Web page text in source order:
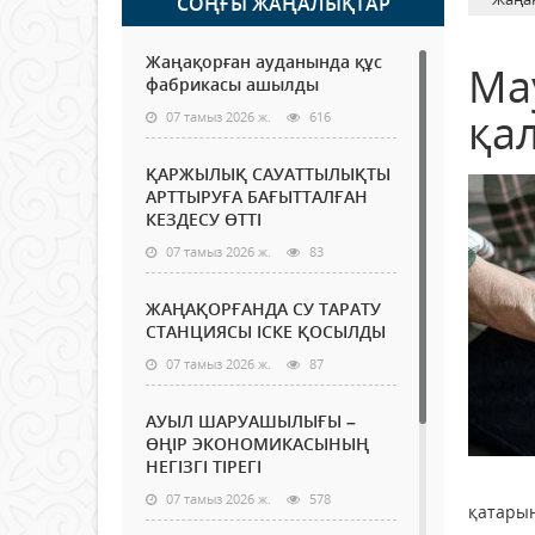
Жаңақорған ауданында құс
фабрикасы ашылды
07 тамыз 2026 ж. 616
ҚАРЖЫЛЫҚ САУАТТЫЛЫҚТЫ
АРТТЫРУҒА БАҒЫТТАЛҒАН
КЕЗДЕСУ ӨТТІ
07 тамыз 2026 ж. 83
ЖАҢАҚОРҒАНДА СУ ТАРАТУ
СТАНЦИЯСЫ ІСКЕ ҚОСЫЛДЫ
07 тамыз 2026 ж. 87
АУЫЛ ШАРУАШЫЛЫҒЫ –
ӨҢІР ЭКОНОМИКАСЫНЫҢ
НЕГІЗГІ ТІРЕГІ
07 тамыз 2026 ж. 578